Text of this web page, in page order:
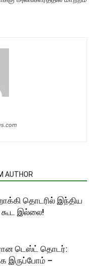
AUTHOR
தொடரில் இந்திய
கூட இல்லை!
டெஸ்ட் தொடர்:
இருப்போம் –